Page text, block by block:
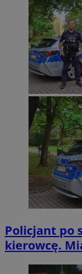
Policjant po
kierowcę.